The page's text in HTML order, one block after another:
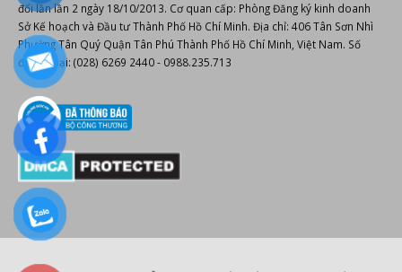
đổi lần lần 2 ngày 18/10/2013. Cơ quan cấp: Phòng Đăng ký kinh doanh
Sở Kế hoạch và Đầu tư Thành Phố Hồ Chí Minh. Địa chỉ: 406 Tân Sơn Nhì
Phường Tân Quý Quận Tân Phú Thành Phố Hồ Chí Minh, Việt Nam. Số
điện thoại: (028) 6269 2440 - 0988.235.713